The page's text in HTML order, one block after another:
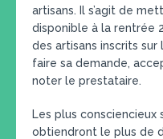
artisans. Il s’agit de
disponible à la rentrée
des artisans inscrits
faire sa demande,
noter le prestataire.
Les plus consciencieux
obtiendront le plus de